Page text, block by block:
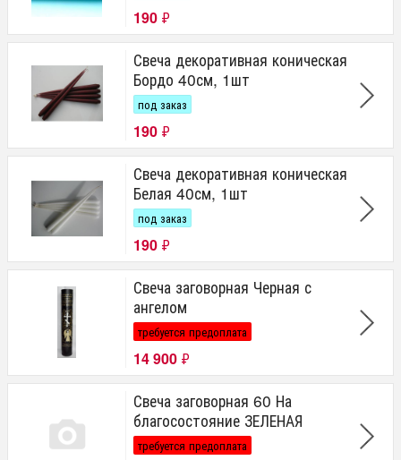
190 ₽
Свеча декоративная коническая
Бордо 40см, 1шт
под заказ
190 ₽
Свеча декоративная коническая
Белая 40см, 1шт
под заказ
190 ₽
Свеча заговорная Черная с
ангелом
требуется предоплата
14 900 ₽
Свеча заговорная 60 На
благосостояние ЗЕЛЕНАЯ
требуется предоплата